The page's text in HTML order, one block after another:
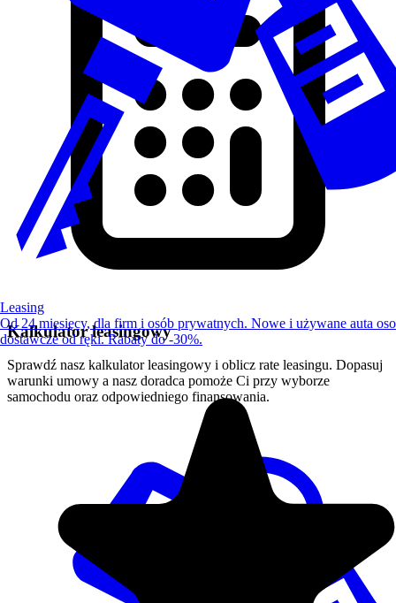
Kalkulator leasingowy
Sprawdź nasz kalkulator leasingowy i oblicz rate leasingu. Dopasuj
warunki umowy a nasz doradca pomoże Ci przy wyborze
samochodu oraz odpowiedniego finansowania.
Leasing
Od 24 miesięcy, dla firm i osób prywatnych. Nowe i używane auta
dostawcze od ręki. Rabaty do -30%.